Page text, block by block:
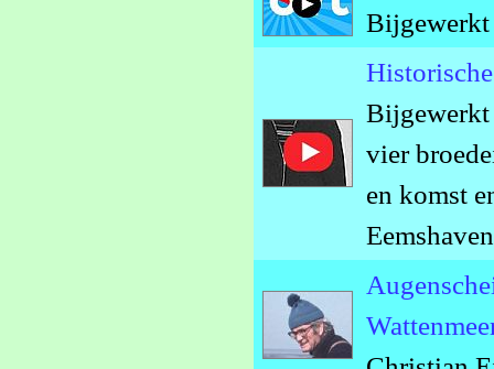
Bijgewerkt
Bijgewerkt
vier
en komst
Eemshaven